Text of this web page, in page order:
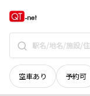
空車あり 予約可
茨城県